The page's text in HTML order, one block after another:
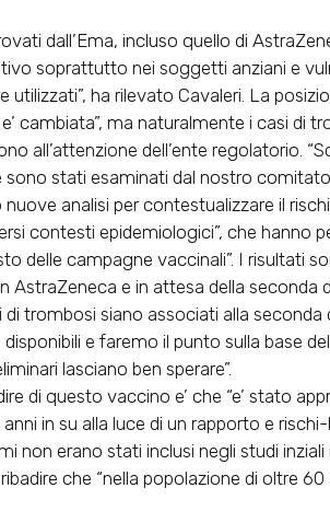
dall’Ema, incluso quello di
soprattutto nei soggetti anziani e
utilizzati”, ha rilevato Cavaleri. La
cambiata”, ma naturalmente i casi di
all’attenzione dell’ente regolatorio.
sono stati esaminati dal nostro
analisi per contestualizzare il
contesti epidemiologici”, che hanno
delle campagne vaccinali”. I risultati
AstraZeneca e in attesa della seconda
di trombosi siano associati alla
e faremo il punto sulla base
lasciano ben sperare”.
di questo vaccino e’ che “e’ stato
anni in su alla luce di un rapporto e
non erano stati inclusi negli studi
che “nella popolazione di oltre